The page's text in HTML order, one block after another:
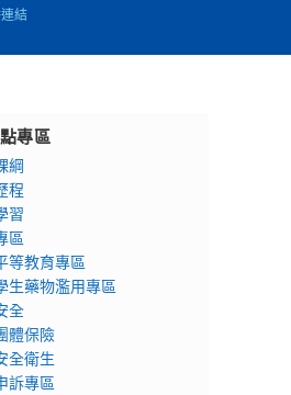
結
專區
綱
程
習
區
等教育專區
生藥物濫用專區
全
體保險
全衛生
訴專區